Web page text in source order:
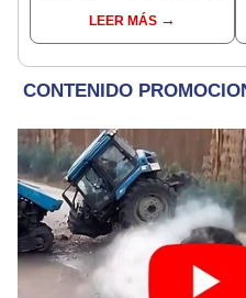
LEER MÁS